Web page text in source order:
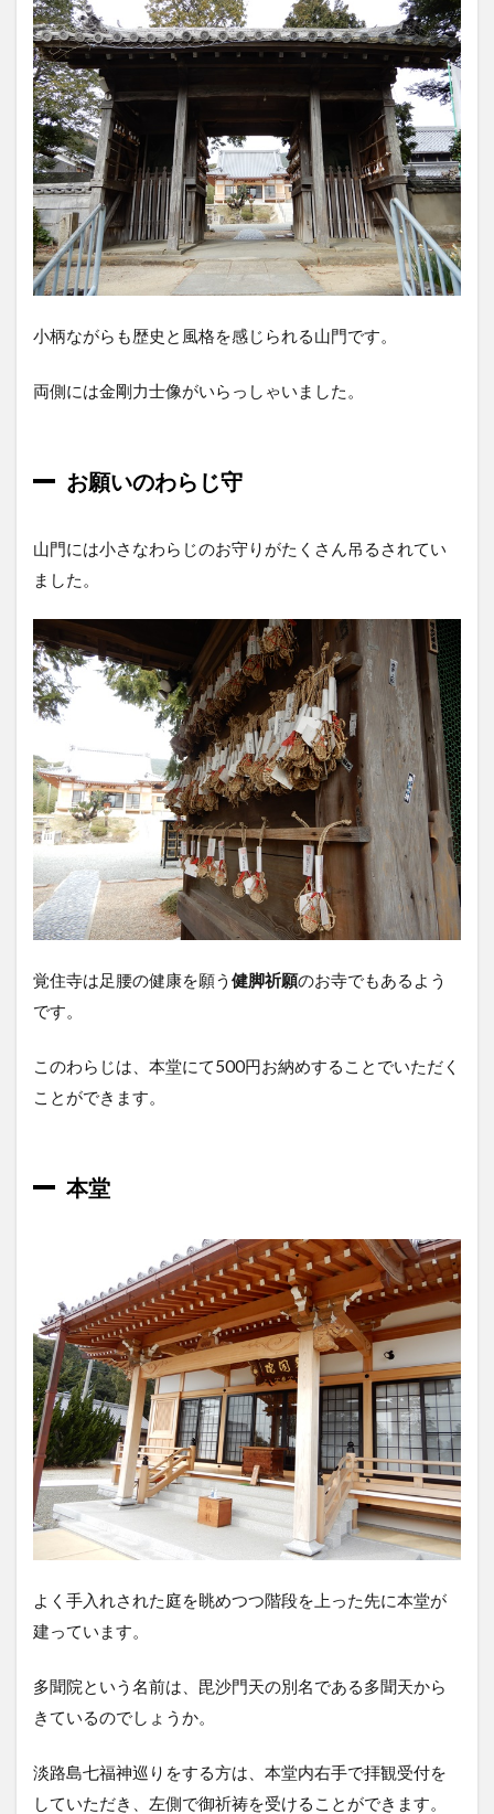
小柄ながらも歴史と風格を感じられる山門です。
両側には金剛力士像がいらっしゃいました。
お願いのわらじ守
山門には小さなわらじのお守りがたくさん吊るされてい
ました。
覚住寺は足腰の健康を願う 健脚祈願のお寺でもあるよう
です。
このわらじは、本堂にて500円お納めすることでいただく
ことができます。
本堂
よく手入れされた庭を眺めつつ階段を上った先に本堂が
建っています。
多聞院という名前は、毘沙門天の別名である多聞天から
きているのでしょうか。
淡路島七福神巡りをする方は、本堂内右手で拝観受付を
していただき、左側で御祈祷を受けることができます。